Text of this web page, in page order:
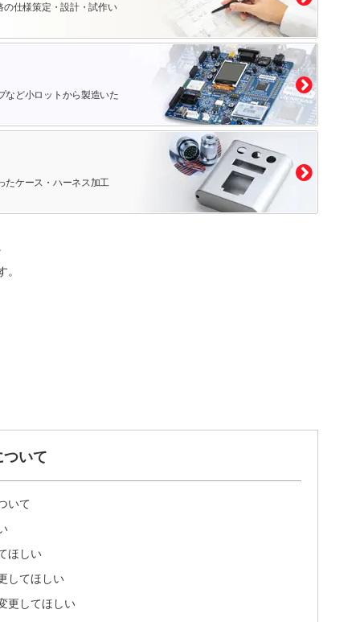
仕様策定・設計・試作い
など小ロットから製造いた
たケース・ハーネス加工
いて
いて
ほしい
してほしい
更してほしい